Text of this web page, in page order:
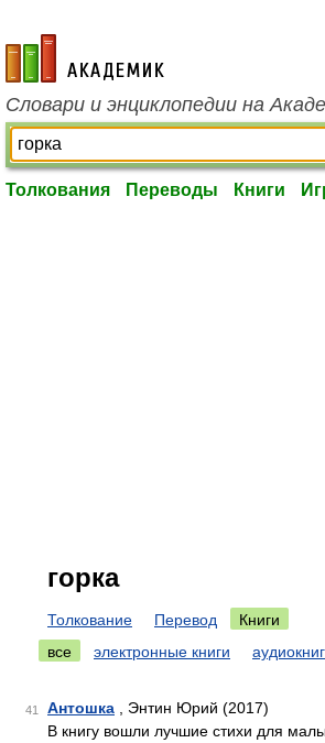
academic.ru
Словари и энциклопедии на
Толкования Переводы Книги
горка
Толкование Перевод
Книги
все
электронные книги
41 Антошка , Энтин Юрий (2017)
В книгу вошли лучшие стихи для